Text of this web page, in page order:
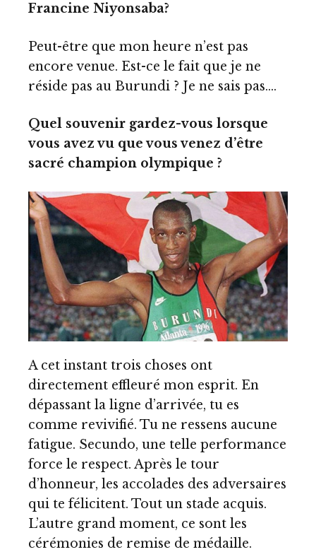
Francine Niyonsaba?
Peut-être que mon heure n’est pas
encore venue. Est-ce le fait que je ne
réside pas au Burundi ? Je ne sais pas….
Quel souvenir gardez-vous lorsque
vous avez vu que vous venez d’être
sacré champion olympique ?
A cet instant trois choses ont
directement effleuré mon esprit. En
dépassant la ligne d’arrivée, tu es
comme revivifié. Tu ne ressens aucune
fatigue. Secundo, une telle performance
force le respect. Après le tour
d’honneur, les accolades des adversaires
qui te félicitent. Tout un stade acquis.
L’autre grand moment, ce sont les
cérémonies de remise de médaille.